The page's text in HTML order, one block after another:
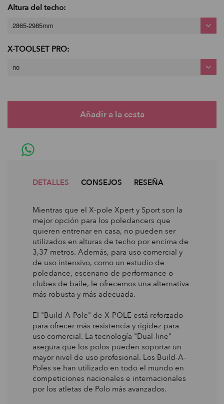
Altura del techo:
2865-2985mm
X-TOOLSET PRO:
no
DETALLES CONSEJOS RESEÑA
Mientras que el X-pole Xpert y Sport son la
mejor opción para los poledancers que
quieren entrenar en casa, no pueden ser
utilizados en alturas de techo por encima de
3,37 metros. Además, para uso comercial y
de uso intensivo, como un estudio de
poledance, escenario de performance o
clubes de baile, le ofrecemos una alternativa
más robusta y más adecuada.
El "Build-A-Pole" de X-POLE está reforzado
para ofrecer más resistencia y rigidez para
uso comercial. La tecnología "Dual-line"
asegura que los polos pueden soportar un
mayor nivel de uso profesional. Los Build-A-
Poles se han utilizado en todo el mundo en
competiciones nacionales e internacionales
por los atletas de Polo más avanzados.